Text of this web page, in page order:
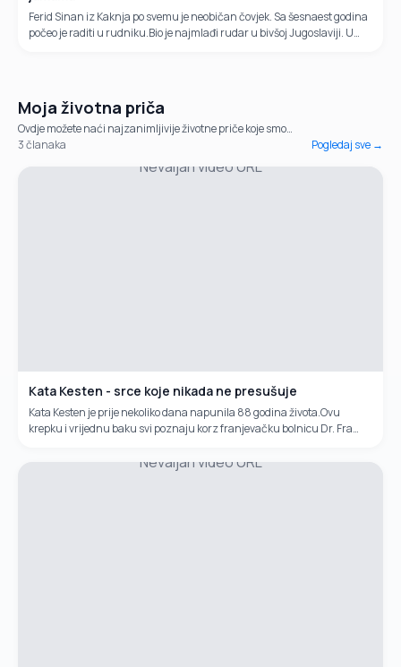
Ferid Sinan iz Kaknja po svemu je neobičan čovjek. Sa šesnaest godina
počeo je raditi u rudniku.Bio je najmlađi rudar u bivšoj Jugoslaviji. U
Moja životna priča
Ovdje možete naći najzanimljivije životne priče koje smo
obradili kroz posljednjih sedamnaest godina.
3članaka Pogledaj sve →
Nevaljan video URL
Kata Kesten - srce koje nikada ne presušuje
Kata Kesten je prije nekoliko dana napunila 88 godina života.Ovu
krepku i vrijednu baku svi poznaju korz franjevačku bolnicu Dr. Fra
obližnjeg bunara donosila vodu. Ponekad bi donosila i mlijeko, čajeve,
Nevaljan video URL